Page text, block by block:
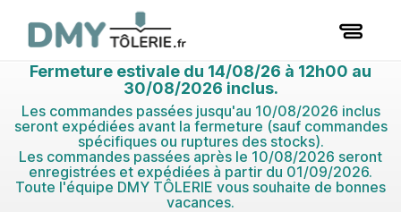
Fermeture estivale du 14/08/26 à 12h00 au
30/08/2026 inclus.
Les commandes passées jusqu'au 10/08/2026 inclus
seront expédiées avant la fermeture (sauf commandes
spécifiques ou ruptures des stocks).
Les commandes passées après le 10/08/2026 seront
enregistrées et expédiées à partir du 01/09/2026.
Toute l'équipe DMY TÔLERIE vous souhaite de bonnes
vacances.